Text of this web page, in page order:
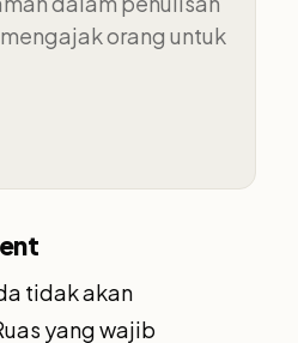
orang untuk
tidak akan
yang wajib